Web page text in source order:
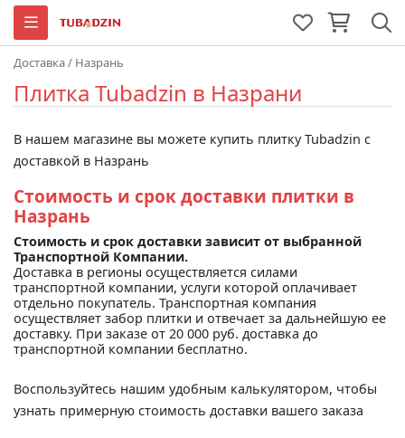
Доставка/ Назрань
Плитка Tubadzin в Назрани
В нашем магазине вы можете купить плитку Tubadzin с
доставкой в Назрань
Стоимость и срок доставки плитки в
Назрань
Стоимость и срок доставки зависит от выбранной
Транспортной Компании.
Доставка в регионы осуществляется силами
транспортной компании, услуги которой оплачивает
отдельно покупатель. Транспортная компания
осуществляет забор плитки и отвечает за дальнейшую ее
доставку. При заказе от 20 000 руб. доставка до
транспортной компании бесплатно.
Воспользуйтесь нашим удобным калькулятором, чтобы
узнать примерную стоимость доставки вашего заказа